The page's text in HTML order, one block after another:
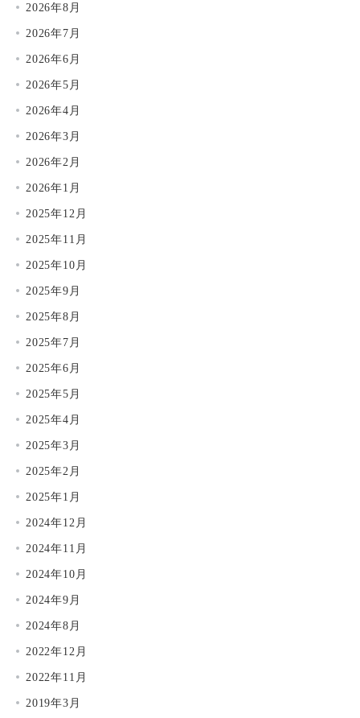
2026年8月
2026年7月
2026年6月
2026年5月
2026年4月
2026年3月
2026年2月
2026年1月
2025年12月
2025年11月
2025年10月
2025年9月
2025年8月
2025年7月
2025年6月
2025年5月
2025年4月
2025年3月
2025年2月
2025年1月
2024年12月
2024年11月
2024年10月
2024年9月
2024年8月
2022年12月
2022年11月
2019年3月